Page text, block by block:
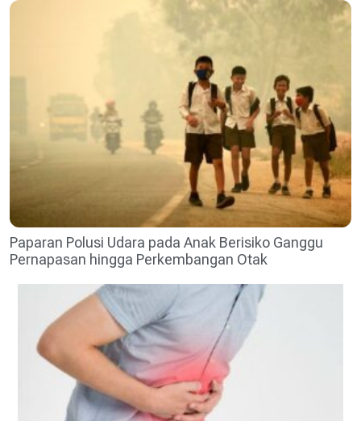
Paparan Polusi Udara pada Anak Berisiko Ganggu
Pernapasan hingga Perkembangan Otak